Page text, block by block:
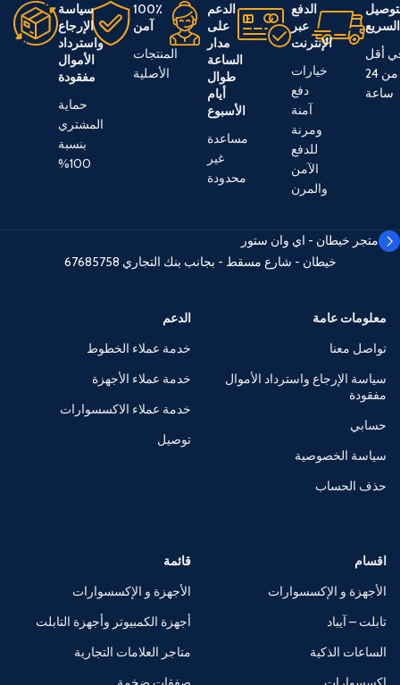
السريع
أقل
من 24
ساعة
الدفع
عبر
الإنترنت
خيارات
دفع
آمنة
ومرنة
للدفع
الآمن
والمرن
الدعم
على
مدار
الساعة
طوال
أيام
الأسبوع
مساعدة
غير
محدودة
100٪
آمن
المنتجات
الأصلية
سياسة
الإرجاع
واسترداد
الأموال
مفقودة
حماية
المشتري
بنسبة
100%
متجر خيطان - اي وان ستور
خيطان - شارع مسقط - بجانب بنك التجاري 67685758
معلومات عامة
تواصل معنا
سياسة الإرجاع واسترداد الأموال
مفقودة
حسابي
سياسة الخصوصية
حذف الحساب
الدعم
خدمة عملاء الخطوط
خدمة عملاء الأجهزة
خدمة عملاء الاكسسوارات
توصيل
اقسام
الأجهزة و الإكسسوارات
تابلت – آيباد
الساعات الذكية
قائمة
الأجهزة و الإكسسوارات
أجهزة الكمبيوتر وأجهزة التابلت
متاجر العلامات التجارية